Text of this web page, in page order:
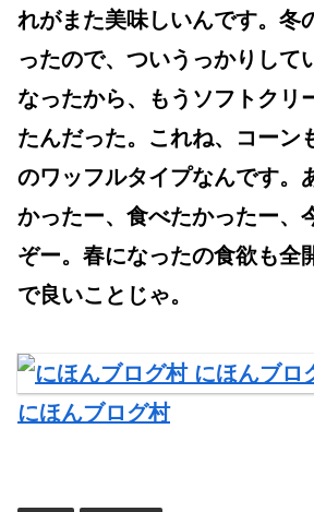
れがまた美味しいんです。冬
ったので、ついうっかりして
なったから、もうソフトクリ
たんだった。これね、コーン
のワッフルタイプなんです。
かったー、食べたかったー、
ぞー。春になったの食欲も全
で良いことじゃ。
にほんブログ村